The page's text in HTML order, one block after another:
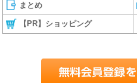
まとめ
【PR】ショッピング